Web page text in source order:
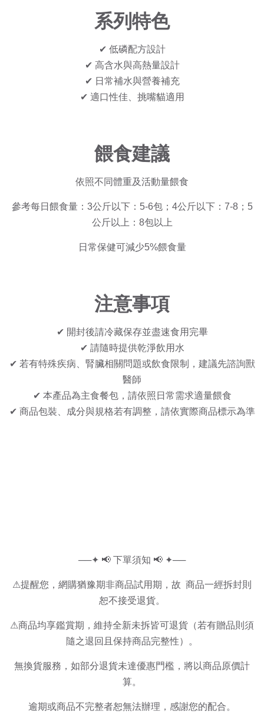
系列特色
✔ 低磷配方設計
✔ 高含水與高熱量設計
✔ 日常補水與營養補充
✔ 適口性佳、挑嘴貓適用
餵食建議
依照不同體重及活動量餵食
參考每日餵食量：3公斤以下：5-6包；4公斤以下：7-8；5
公斤以上：8包以上
日常保健可減少5%餵食量
注意事項
✔ 開封後請冷藏保存並盡速食用完畢
✔ 請隨時提供乾淨飲用水
✔ 若有特殊疾病、腎臟相關問題或飲食限制，建議先諮詢獸
醫師
✔ 本產品為主食餐包，請依照日常需求適量餵食
✔ 商品包裝、成分與規格若有調整，請依實際商品標示為準
──✦ 📢 下單須知 📢 ✦──
⚠提醒您，網購猶豫期非商品試用期，故 商品一經拆封則
恕不接受退貨。
⚠商品均享鑑賞期，維持全新未拆皆可退貨（若有贈品則須
隨之退回且保持商品完整性）。
無換貨服務，如部分退貨未達優惠門檻，將以商品原價計
算。
逾期或商品不完整者恕無法辦理，感謝您的配合。